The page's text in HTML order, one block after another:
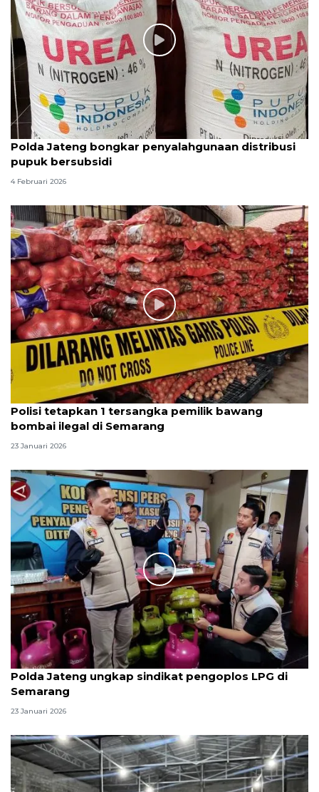
Polda Jateng bongkar penyalahgunaan distribusi
pupuk bersubsidi
4 Februari 2026
Polisi tetapkan 1 tersangka pemilik bawang
bombai ilegal di Semarang
23 Januari 2026
Polda Jateng ungkap sindikat pengoplos LPG di
Semarang
23 Januari 2026